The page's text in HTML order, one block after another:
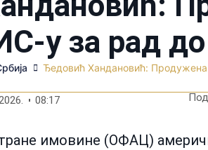
у за рад
Ђедовић Хандановић:
08:17
имовине (ОФАЦ)